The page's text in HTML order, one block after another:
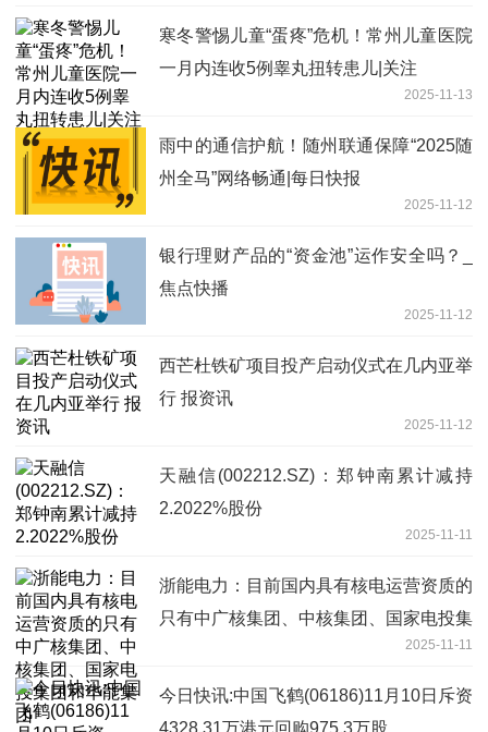
寒冬警惕儿童“蛋疼”危机！常州儿童医院
一月内连收5例睾丸扭转患儿|关注
2025-11-13
雨中的通信护航！随州联通保障“2025随
州全马”网络畅通|每日快报
2025-11-12
银行理财产品的“资金池”运作安全吗？_
焦点快播
2025-11-12
西芒杜铁矿项目投产启动仪式在几内亚举
行 报资讯
2025-11-12
天融信(002212.SZ)：郑钟南累计减持
2.2022%股份
2025-11-11
浙能电力：目前国内具有核电运营资质的
只有中广核集团、中核集团、国家电投集
2025-11-11
今日快讯:中国飞鹤(06186)11月10日斥资
4328.31万港元回购975.3万股